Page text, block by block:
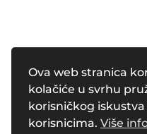
Ova web stranica
kolačiće u svrhu
korisničkog
korisnicima. Više
su
radnika o
Powered